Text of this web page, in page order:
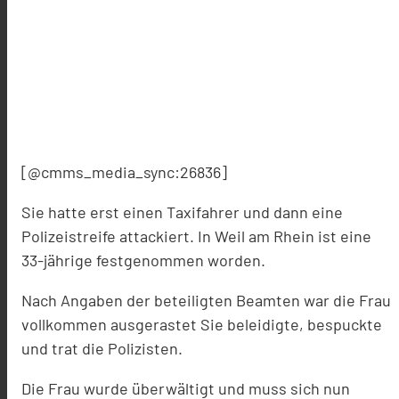
[@cmms_media_sync:26836]
Sie hatte erst einen Taxifahrer und dann eine
Polizeistreife attackiert. In Weil am Rhein ist eine
33-jährige festgenommen worden.
Nach Angaben der beteiligten Beamten war die Frau
vollkommen ausgerastet Sie beleidigte, bespuckte
und trat die Polizisten.
Die Frau wurde überwältigt und muss sich nun